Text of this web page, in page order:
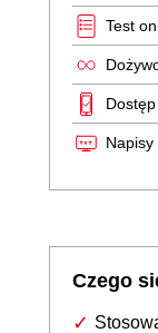
Test
Napisy
Czego